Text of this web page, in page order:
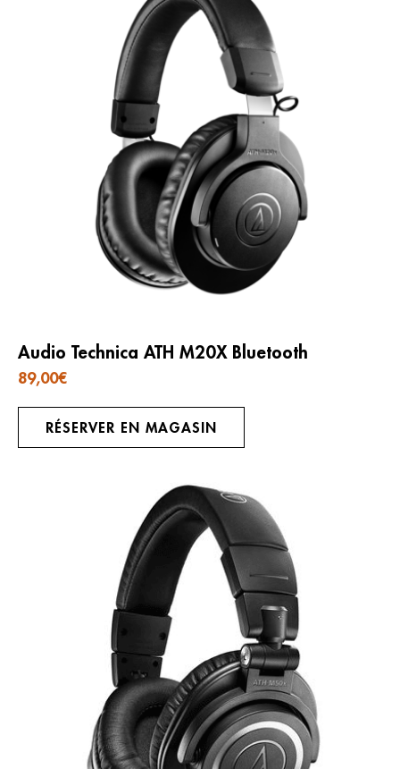
Audio Technica ATH M20X Bluetooth
89,00€
RÉSERVER EN MAGASIN